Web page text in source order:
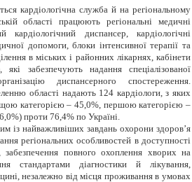
кардіологічна служба й на регіональному
області працюють регіональні медичні
кардіологічний диспансер, кардіологічні
допомоги, блоки інтенсивної терапії та
в міських і районних лікарнях, кабінети
які забезпечують надання спеціалізованої
диспансерного спостереження.
області надають 124 кардіологи, з яких
категорією – 45,0%, першою категорією –
проти 76,4% по Україні.
із найважливіших завдань охорони здоров’я
регіональних особливостей в доступності
повного охоплення хворих на
стандартами діагностики й лікування,
незалежно від місця проживання в умовах